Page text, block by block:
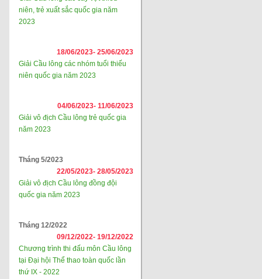
niên, trẻ xuất sắc quốc gia năm
2023
18/06/2023- 25/06/2023
Giải Cầu lông các nhóm tuổi thiếu
niên quốc gia năm 2023
04/06/2023- 11/06/2023
Giải vô địch Cầu lông trẻ quốc gia
năm 2023
Tháng 5/2023
22/05/2023- 28/05/2023
Giải vô địch Cầu lông đồng đội
quốc gia năm 2023
Tháng 12/2022
09/12/2022- 19/12/2022
Chương trình thi đấu môn Cầu lông
tại Đại hội Thể thao toàn quốc lần
thứ IX - 2022